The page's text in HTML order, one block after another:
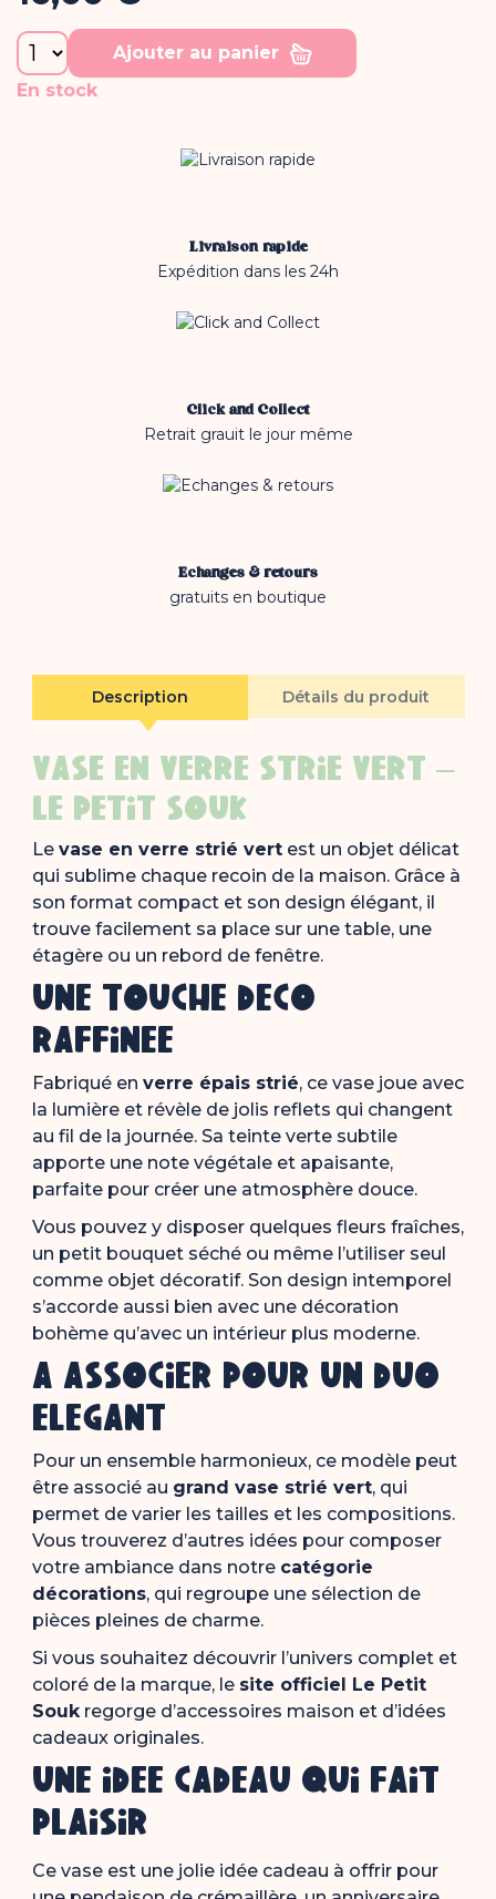
Ajouter au panier
En stock
Livraison rapide
Expédition dans les 24h
Click and Collect
Retrait grauit le jour même
Echanges & retours
gratuits en boutique
Description Détails du produit
VASE EN VERRE STRIÉ VERT –
LE PETIT SOUK
Le vase en verre strié vertest un objet délicat
qui sublime chaque recoin de la maison. Grâce à
son format compact et son design élégant, il
trouve facilement sa place sur une table, une
étagère ou un rebord de fenêtre.
Une touche déco
raffinée
Fabriqué en verre épais strié, ce vase joue avec
la lumière et révèle de jolis reflets qui changent
au fil de la journée. Sa teinte verte subtile
apporte une note végétale et apaisante,
parfaite pour créer une atmosphère douce.
Vous pouvez y disposer quelques fleurs fraîches,
un petit bouquet séché ou même l’utiliser seul
comme objet décoratif. Son design intemporel
s’accorde aussi bien avec une décoration
bohème qu’avec un intérieur plus moderne.
À associer pour un duo
élégant
Pour un ensemble harmonieux, ce modèle peut
être associé au grand vase strié vert, qui
permet de varier les tailles et les compositions.
Vous trouverez d’autres idées pour composer
votre ambiance dans notre catégorie
décorations, qui regroupe une sélection de
pièces pleines de charme.
Si vous souhaitez découvrir l’univers complet et
coloré de la marque, le site officiel Le Petit
Soukregorge d’accessoires maison et d’idées
cadeaux originales.
Une idée cadeau qui fait
plaisir
Ce vase est une jolie idée cadeau à offrir pour